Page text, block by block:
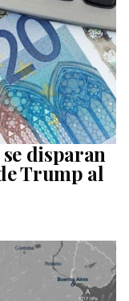
disparan
Trump al